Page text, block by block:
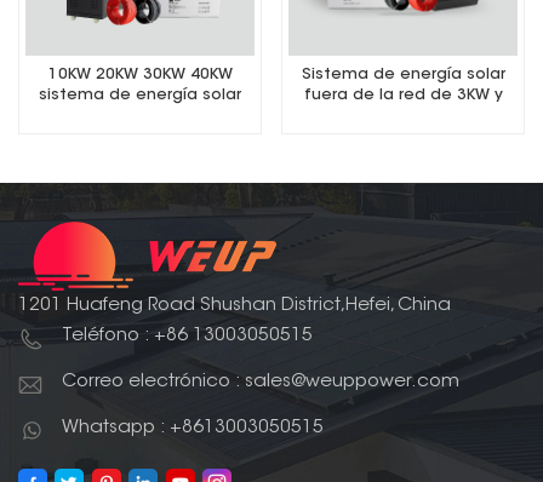
10KW 20KW 30KW 40KW
sistema de energía solar
Sistema de energía solar
fuera de la red de 3KW y
1201 Huafeng Road Shushan District,Hefei, China
Teléfono : +86 13003050515
Correo electrónico : sales@weuppower.com
Whatsapp : +8613003050515